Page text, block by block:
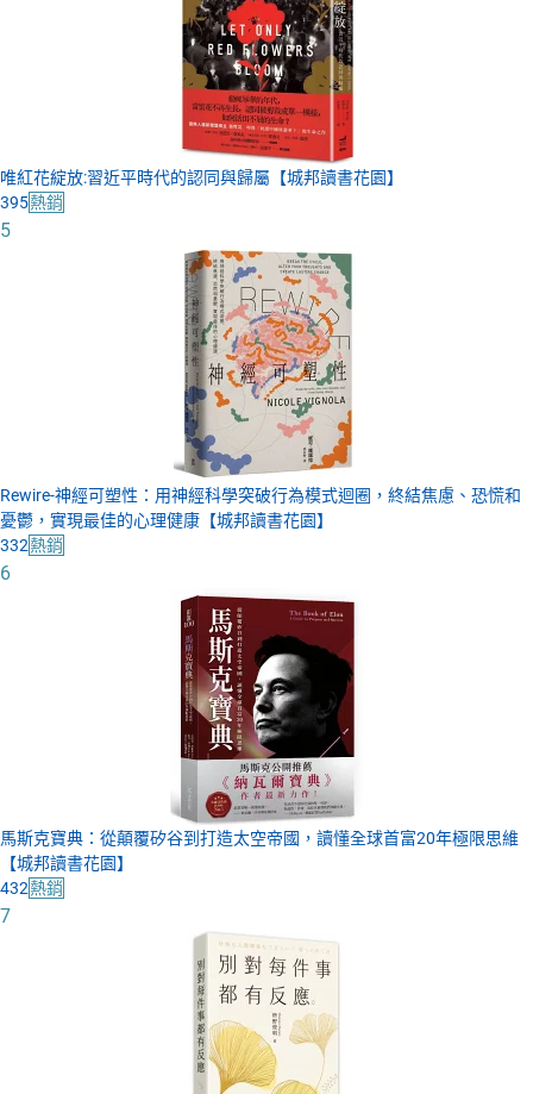
唯紅花綻放:習近平時代的認同與歸屬【城邦讀書花園】
395熱銷
5
Rewire-神經可塑性：用神經科學突破行為模式迴圈，終結焦慮、恐慌和
憂鬱，實現最佳的心理健康【城邦讀書花園】
332熱銷
6
馬斯克寶典：從顛覆矽谷到打造太空帝國，讀懂全球首富20年極限思維
【城邦讀書花園】
432熱銷
7